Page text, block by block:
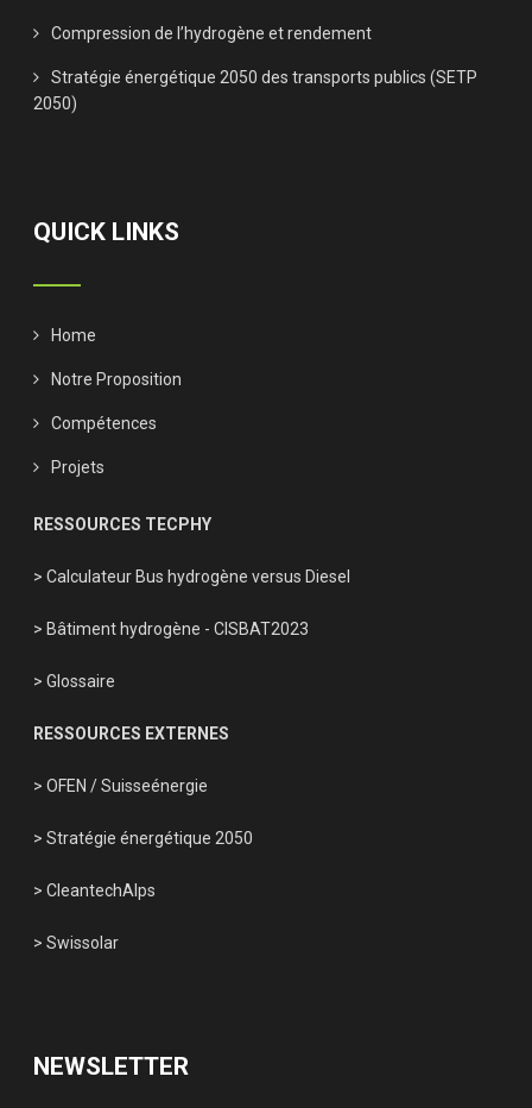
Compression de l’hydrogène et rendement
Stratégie énergétique 2050 des transports publics (SETP
2050)
QUICK LINKS
Home
Notre Proposition
Compétences
Projets
RESSOURCES TECPHY
> Calculateur Bus hydrogène versus Diesel
> Bâtiment hydrogène - CISBAT2023
> Glossaire
RESSOURCES EXTERNES
> OFEN /Suisseénergie
> Stratégie énergétique 2050
> CleantechAlps
> Swissolar
NEWSLETTER